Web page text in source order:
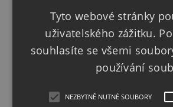
Tyto webové stránky
uživatelského zážitku.
souhlasíte se všemi
používání
NEZBYTNĚ NUTNÉ SOUBORY